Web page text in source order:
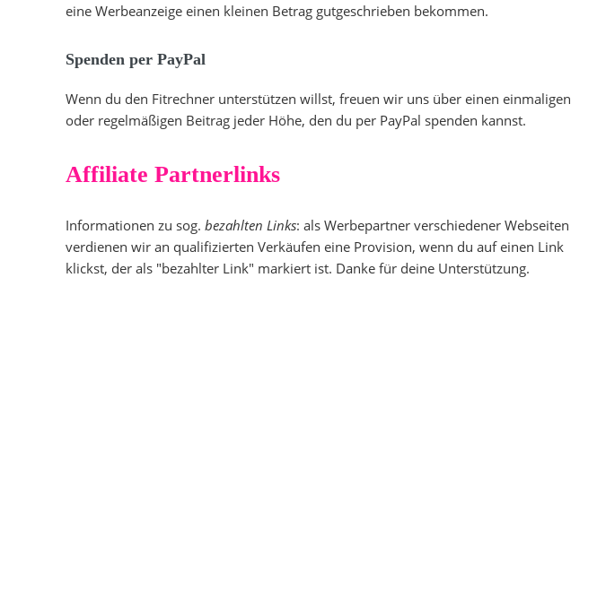
eine Werbeanzeige einen kleinen Betrag gutgeschrieben bekommen.
Spenden per PayPal
Wenn du den Fitrechner unterstützen willst, freuen wir uns über einen einmaligen
oder regelmäßigen Beitrag jeder Höhe, den du per PayPal spenden kannst.
Affiliate Partnerlinks
Informationen zu sog.bezahlten Links: als Werbepartner verschiedener Webseiten
verdienen wir an qualifizierten Verkäufen eine Provision, wenn du auf einen Link
klickst, der als "bezahlter Link" markiert ist. Danke für deine Unterstützung.